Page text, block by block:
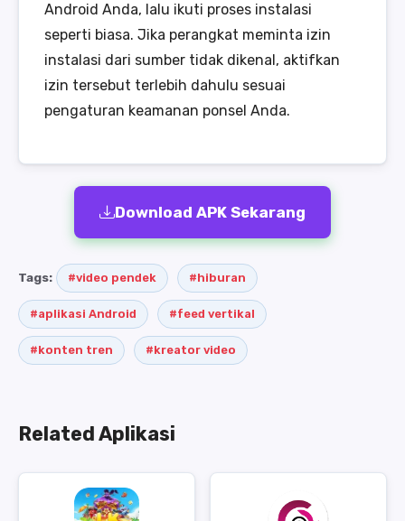
Android Anda, lalu ikuti proses instalasi
seperti biasa. Jika perangkat meminta izin
instalasi dari sumber tidak dikenal, aktifkan
izin tersebut terlebih dahulu sesuai
pengaturan keamanan ponsel Anda.
Download APK Sekarang
Tags: #video pendek #hiburan
#aplikasi Android #feed vertikal
#konten tren #kreator video
Related Aplikasi